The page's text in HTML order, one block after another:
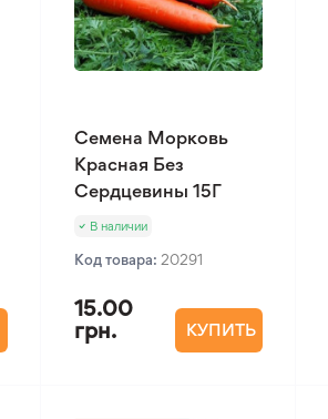
Семена Морковь
Красная Без
Сердцевины 15Г
В наличии
Код товара: 20291
15.00
грн.
КУПИТЬ